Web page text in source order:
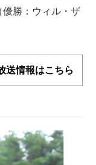
優勝：ウィル・ザ
送情報はこちら